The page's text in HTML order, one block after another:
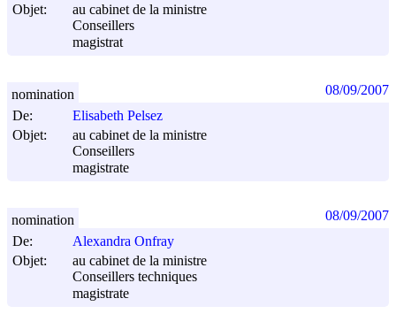
Objet:
au cabinet de la ministre
Conseillers
magistrat
De:
Elisabeth Pelsez
Objet:
au cabinet de la ministre
Conseillers
magistrate
nomination 08/09/2007
De:
Alexandra Onfray
Objet:
au cabinet de la ministre
Conseillers techniques
magistrate
nomination 08/09/2007